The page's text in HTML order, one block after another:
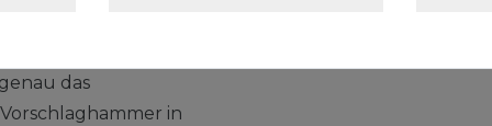
Wumms? Dann ist
das
in